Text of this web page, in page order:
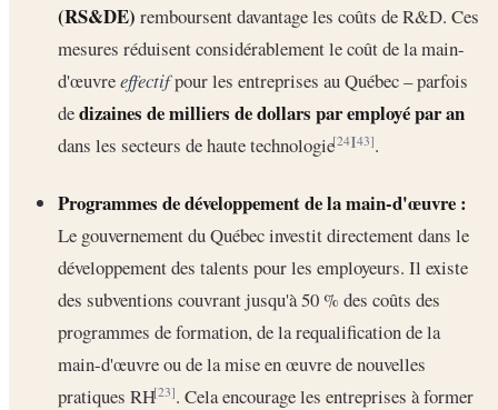
(RS&DE) remboursent davantage les coûts de R&D. Ces
mesures réduisent considérablement le coût de la main-
d'œuvreeffectifpour les entreprises au Québec – parfois
dedizaines de milliers de dollars par employé par an
dans les secteurs de haute technologie[24][43].
Programmes de développement de la main-d'œuvre :
Le gouvernement du Québec investit directement dans le
développement des talents pour les employeurs. Il existe
des subventions couvrant jusqu'à 50 % des coûts des
programmes de formation, de la requalification de la
main-d'œuvre ou de la mise en œuvre de nouvelles
pratiques RH[23]. Cela encourage les entreprises à former